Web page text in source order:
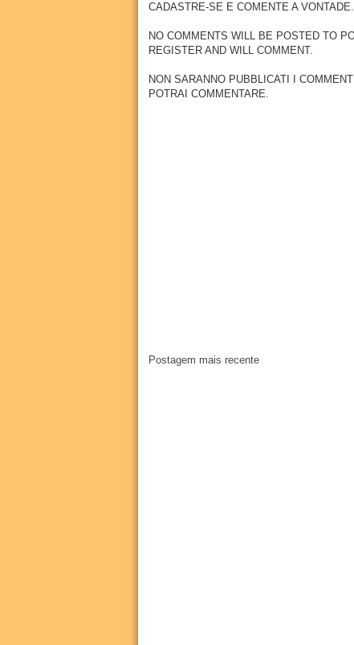
CADASTRE-SE E COMENTE A VONTADE.
NO COMMENTS WILL BE POSTED TO
REGISTER AND WILL COMMENT.
NON SARANNO PUBBLICATI I
POTRAI COMMENTARE.
Postagem mais recente